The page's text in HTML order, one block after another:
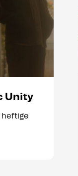
Unity
heftige